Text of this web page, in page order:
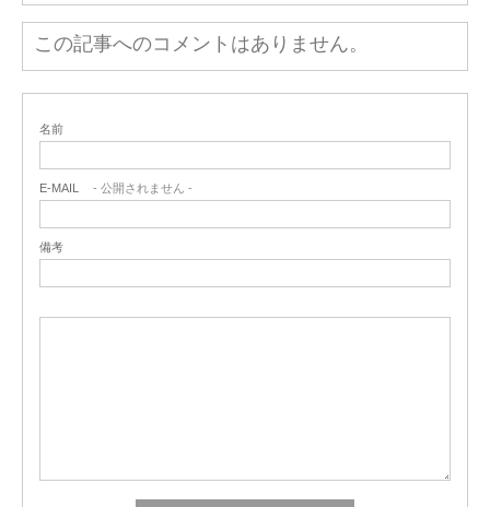
この記事へのコメントはありません。
名前
E-MAIL - 公開されません -
備考